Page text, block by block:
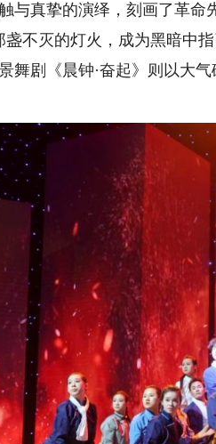
与真挚的演绎，刻画了革
盏不灭的灯火，成为黑暗中
舞剧《晨钟·奋起》则以大